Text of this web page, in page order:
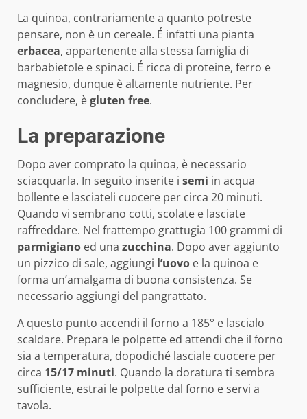
La quinoa, contrariamente a quanto potreste
pensare, non è un cereale. É infatti una pianta
erbacea, appartenente alla stessa famiglia di
barbabietole e spinaci. É ricca di proteine, ferro e
magnesio, dunque è altamente nutriente. Per
concludere, ègluten free.
La preparazione
Dopo aver comprato la quinoa, è necessario
sciacquarla. In seguito inserite i semi in acqua
bollente e lasciateli cuocere per circa 20 minuti.
Quando vi sembrano cotti, scolate e lasciate
raffreddare. Nel frattempo grattugia 100 grammi di
parmigiano ed una zucchina. Dopo aver aggiunto
un pizzico di sale, aggiungi l’uovo e la quinoa e
forma un’amalgama di buona consistenza. Se
necessario aggiungi del pangrattato.
A questo punto accendi il forno a 185° e lascialo
scaldare. Prepara le polpette ed attendi che il forno
sia a temperatura, dopodiché lasciale cuocere per
circa 15/17 minuti. Quando la doratura ti sembra
sufficiente, estrai le polpette dal forno e servi a
tavola.